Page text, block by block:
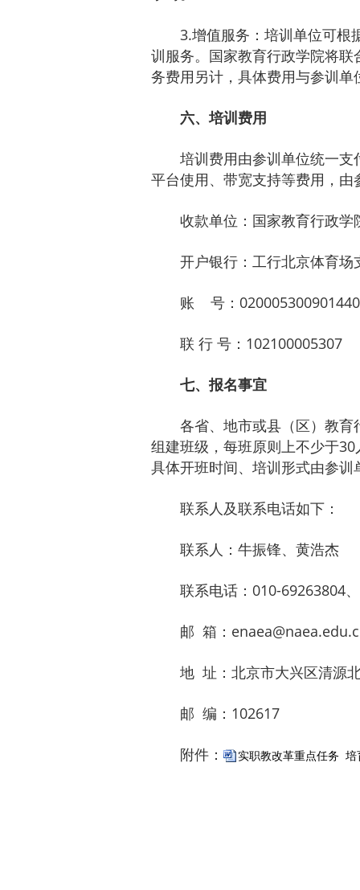
3.增值服务：培训单位可根
训服务。国家教育行政学院将
务费用另计，具体费用与参训单
六、培训费用
培训费用由参训单位统一
平台使用、带宽支持等费用，
收款单位：国家教育行政学
开户银行：工行北京体育场
账 号：
联 行 号：102100005307
七、报名事宜
各省、地市或县（区）教
组建班级，每班原则上不少于
具体开班时间、培训形式由参
联系人及联系电话如下：
联系人：牛振锋、黄浩杰
联系电话：010-69263804
邮 箱：
地 址：北京市大兴区清源
邮 编：102617
附件： 实职教改革重点任务